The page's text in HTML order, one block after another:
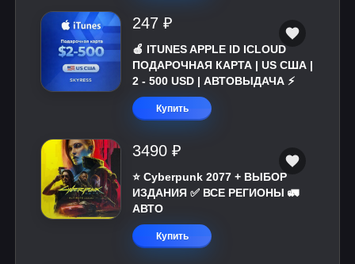
247 ₽
🍎 ITUNES APPLE ID ICLOUD
ПОДАРОЧНАЯ КАРТА | US США |
2 - 500 USD | АВТОВЫДАЧА ⚡️
Купить
3490 ₽
⭐ Cyberpunk 2077 + ВЫБОР
ИЗДАНИЯ ✅ ВСЕ РЕГИОНЫ 🚛
АВТО
Купить